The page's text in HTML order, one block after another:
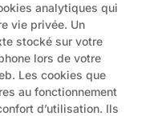
analytiques qui
vie privée. Un
stocké sur votre
lors de votre
Les cookies que
au fonctionnement
d’utilisation. Ils